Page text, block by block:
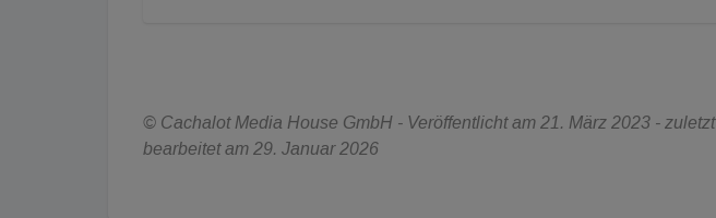
© Cachalot Media House GmbH - Veröffentlicht am 21. März 2023 - zuletzt
bearbeitet am 29. Januar 2026